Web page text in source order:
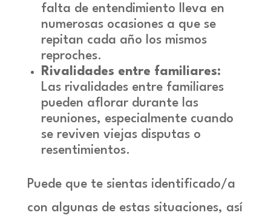
falta de entendimiento lleva en
numerosas ocasiones a que se
repitan cada año los mismos
reproches.
Rivalidades entre familiares:
Las rivalidades entre familiares
pueden aflorar durante las
reuniones, especialmente cuando
se reviven viejas disputas o
resentimientos.
Puede que te sientas identificado/a
con algunas de estas situaciones, así